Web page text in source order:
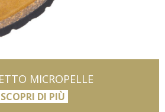
MICROPELLE
SCOPRI DI PIÙ